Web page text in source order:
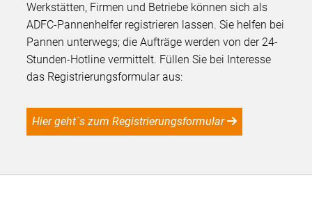
Werkstätten, Firmen und Betriebe können sich als
ADFC-Pannenhelfer registrieren lassen. Sie helfen bei
Pannen unterwegs; die Aufträge werden von der 24-
Stunden-Hotline vermittelt. Füllen Sie bei Interesse
das Registrierungsformular aus:
Hier geht´s zum Registrierungsformular